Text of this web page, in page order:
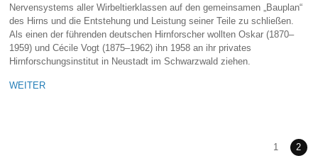
Nervensystems aller Wirbeltierklassen auf den gemeinsamen „Bauplan“
des Hirns und die Entstehung und Leistung seiner Teile zu schließen.
Als einen der führenden deutschen Hirnforscher wollten Oskar (1870–
1959) und Cécile Vogt (1875–1962) ihn 1958 an ihr privates
Hirnforschungsinstitut in Neustadt im Schwarzwald ziehen.
WEITER
1 2